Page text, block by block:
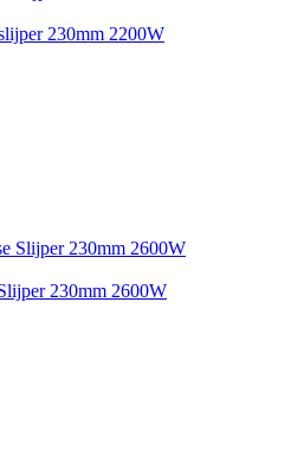
230mm 2200W
230mm 2600W